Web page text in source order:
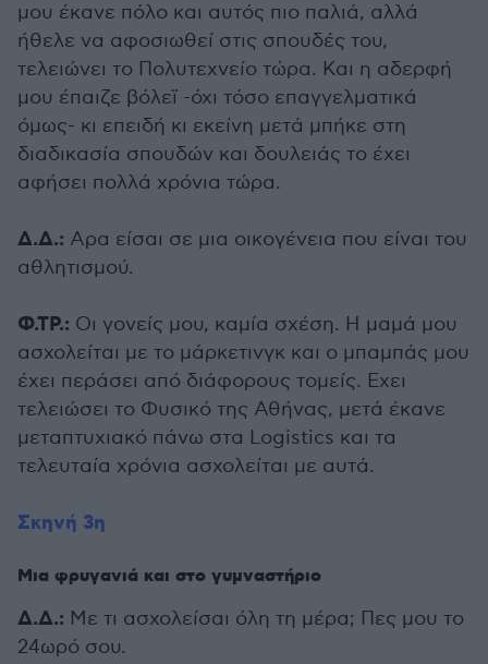
μου έκανε πόλο και αυτός πιο παλιά, αλλά
ήθελε να αφοσιωθεί στις σπουδές του,
τελειώνει το Πολυτεχνείο τώρα. Και η αδερφή
μου έπαιζε βόλεϊ -όχι τόσο επαγγελματικά
όμως- κι επειδή κι εκείνη μετά μπήκε στη
διαδικασία σπουδών και δουλειάς το έχει
αφήσει πολλά χρόνια τώρα.
Δ.Δ.: Αρα είσαι σε μια οικογένεια που είναι του
αθλητισμού.
Φ.ΤΡ.: Οι γονείς μου, καμία σχέση. Η μαμά μου
ασχολείται με το μάρκετινγκ και ο μπαμπάς μου
έχει περάσει από διάφορους τομείς. Εχει
τελειώσει το Φυσικό της Αθήνας, μετά έκανε
μεταπτυχιακό πάνω στα Logistics και τα
τελευταία χρόνια ασχολείται με αυτά.
Σκηνή 3η
Μια φρυγανιά και στο γυμναστήριο
Δ.Δ.: Με τι ασχολείσαι όλη τη μέρα; Πες μου το
24ωρό σου.